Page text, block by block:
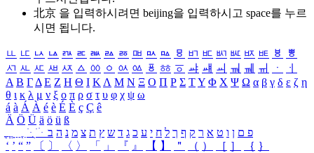
北京 을 입력하시려면 beijing을 입력하시고 space를 누르
시면 됩니다.
ㅥ ㅦ ㅧ ㅨ ㅩ ㅪ ㅫ ㅬ ㅭ ㅮ ㅯ ㅰ ㅱ ㅲ ㅳ ㅴ ㅵ ㅶ ㅷ ㅸ
ㅹ
ㅺ ㅻ ㅼ ㅽ ㅾ ㅿ ㆀ ㆁ ㆂ ㆃ ㆄ ㆅ ㆆ ㆇ ㆈ ㆉ ㆊ ㆋ ㆌ ㆍ
ㆎ
Α Β ΓΔ Ε Ζ Η Θ Ι ΚΛ Μ Ν Ξ Ο Π Ρ Σ ΤΥ Φ Χ Ψ Ω α β γ δ ε ζ η
θ ι κ λ μ ν ξ ο π ρ σ τ υ φ χ ψ ω
á à Á À é è É È ç Ç ê
Ä Ö Ü ä ö ü ß
ִֶֹ ֻּ ׁׂ פ ם ן ו ט א ר ק ף ך ל ח י ע כ ג ד ש ץ ת צ מ נ ה ב
‘ ’ “ ” 〔 〕 〈 〉 「 」 『 』 【 】 ＂ （ ） ［ ］ ｛ ｝